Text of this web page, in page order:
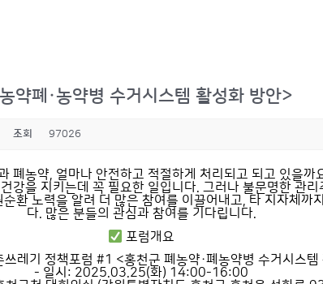
약폐·농약병 수거시스템 활성화 방안>
조회 97026
폐농약, 얼마나 안전하고 적절하게 처리되고 되고 있을까
강을 지키는데 꼭 필요한 일입니다. 그러나 불문명한 관
환 노력을 알려 더 많은 참여를 이끌어내고, 타 지자체까
다. 많은 분들의 관심과 참여를 기다립니다.
포럼개요
레기 정책포럼 #1 <홍천군 폐농약·폐농약병 수거시스템
- 일시: 2025.03.25(화) 14:00-16:00